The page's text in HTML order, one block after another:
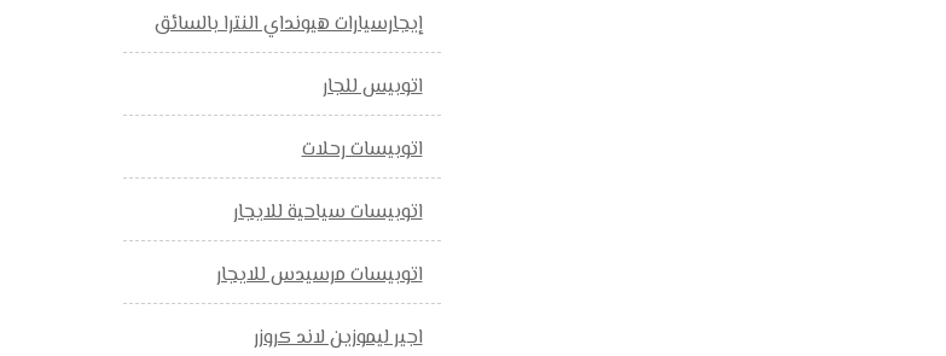
إيجارسيارات هيونداي النترا بالسائق
اتوبيس للجار
اتوبيسات رحلات
اتوبيسات سياحية للايجار
اتوبيسات مرسيدس للايجار
اجير ليموزين لاند كروزر